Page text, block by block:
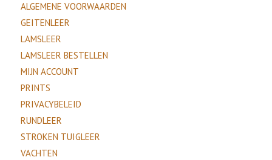
ALGEMENE VOORWAARDEN
GEITENLEER
LAMSLEER
LAMSLEER BESTELLEN
MIJN ACCOUNT
PRINTS
PRIVACYBELEID
RUNDLEER
STROKEN TUIGLEER
VACHTEN